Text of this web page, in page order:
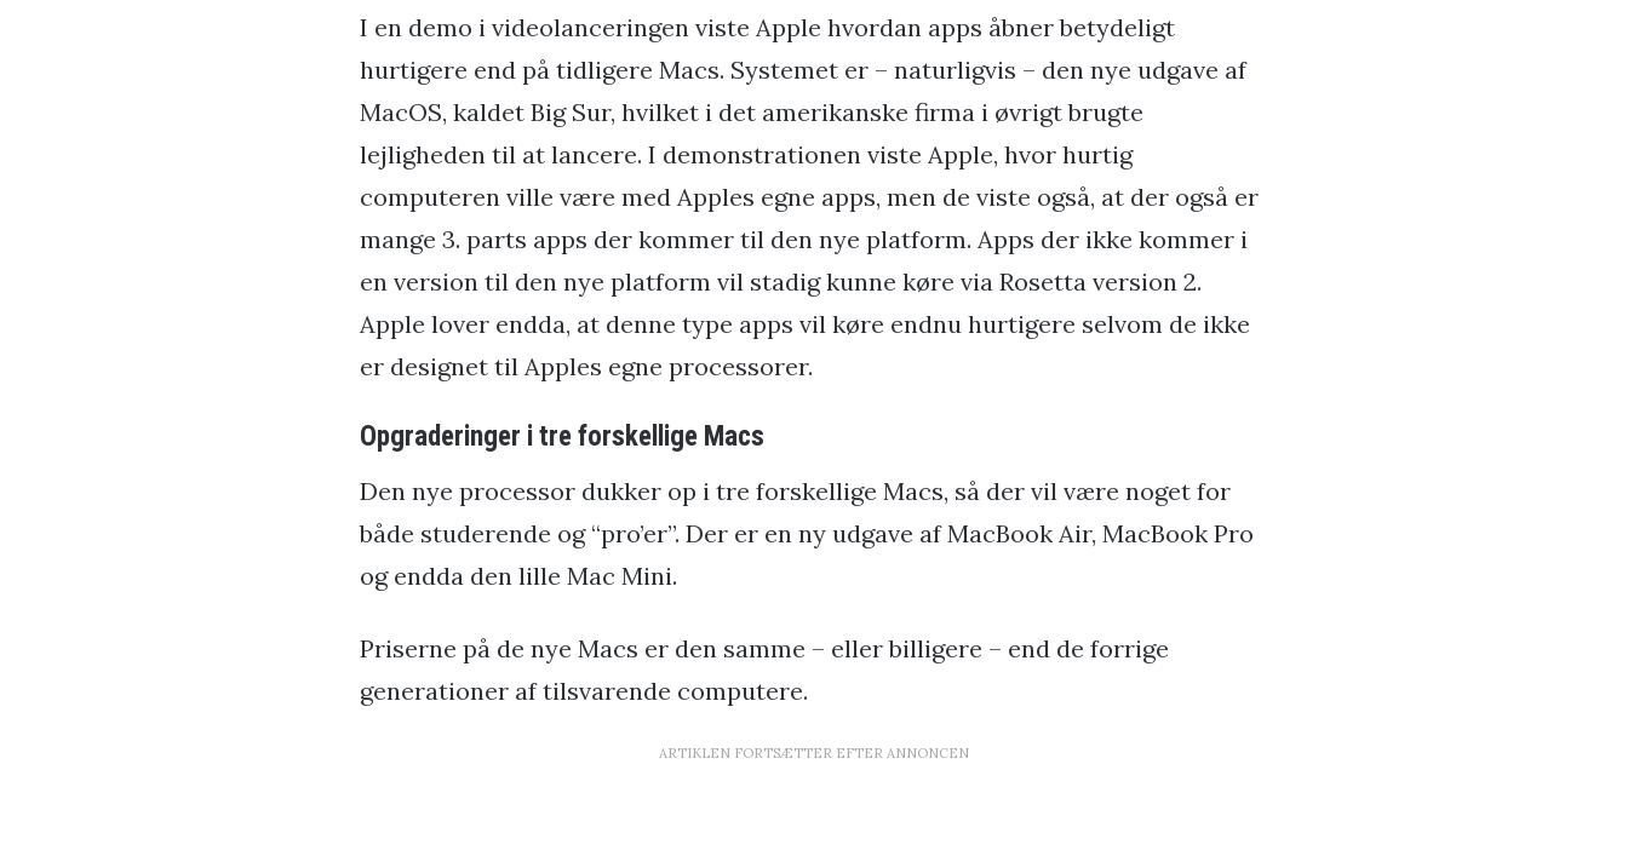
I en demo i videolanceringen viste Apple hvordan apps åbner betydeligt
hurtigere end på tidligere Macs. Systemet er – naturligvis – den nye udgave af
MacOS, kaldet Big Sur, hvilket i det amerikanske firma i øvrigt brugte
lejligheden til at lancere. I demonstrationen viste Apple, hvor hurtig
computeren ville være med Apples egne apps, men de viste også, at der også er
mange 3. parts apps der kommer til den nye platform. Apps der ikke kommer i
en version til den nye platform vil stadig kunne køre via Rosetta version 2.
Apple lover endda, at denne type apps vil køre endnu hurtigere selvom de ikke
er designet til Apples egne processorer.
Opgraderinger i tre forskellige Macs
Den nye processor dukker op i tre forskellige Macs, så der vil være noget for
både studerende og “pro’er”. Der er en ny udgave af MacBook Air, MacBook Pro
og endda den lille Mac Mini.
Priserne på de nye Macs er den samme – eller billigere – end de forrige
generationer af tilsvarende computere.
ARTIKLEN FORTSÆTTER EFTER ANNONCEN